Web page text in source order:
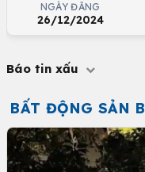
NGÀY ĐĂNG
26/12/2024
Báo tin xấu
BẤT ĐỘNG SẢN